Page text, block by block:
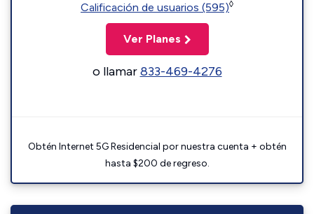
Calificación de usuarios (595)◊
Ver Planes
o llamar833-469-4276
Obtén Internet 5G Residencial por nuestra cuenta + obtén
hasta $200 de regreso.